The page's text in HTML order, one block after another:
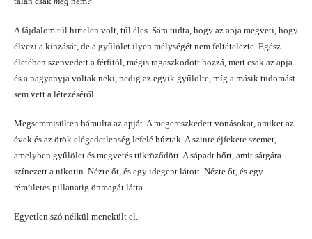
A fájdalom túl hirtelen volt, túl éles. Sára tudta, hogy az apja megveti, hogy
élvezi a kínzását, de a gyűlölet ilyen mélységét nem feltételezte. Egész
életében szenvedett a férfitól, mégis ragaszkodott hozzá, mert csak az apja
és a nagyanyja voltak neki, pedig az egyik gyűlölte, míg a másik tudomást
sem vett a létezéséről.
Megsemmisülten bámulta az apját. A megereszkedett vonásokat, amiket az
évek és az örök elégedetlenség lefelé húztak. A szinte éjfekete szemet,
amelyben gyűlölet és megvetés tükröződött. A sápadt bőrt, amit sárgára
színezett a nikotin. Nézte őt, és egy idegent látott. Nézte őt, és egy
rémületes pillanatig önmagát látta.
Egyetlen szó nélkül menekült el.